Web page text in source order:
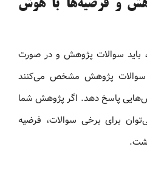
و فرضیه‌ها با هوش
سوالات پژوهش و در صورت
سوالات پژوهش مشخص می‌کنند
پاسخ دهد. اگر پژوهش شما
برای برخی سوالات، فرضیه